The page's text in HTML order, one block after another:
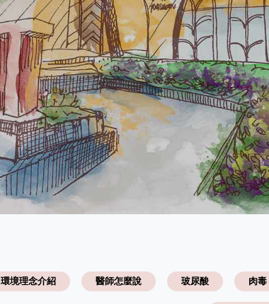
環境理念介紹 醫師怎麼說 玻尿酸 肉毒